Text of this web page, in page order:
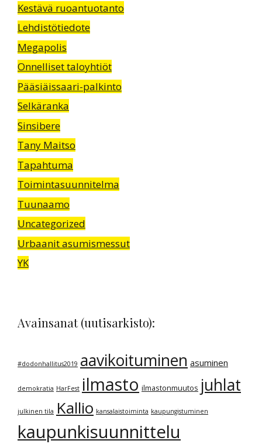
Kestävä ruoantuotanto
Lehdistötiedote
Megapolis
Onnelliset taloyhtiöt
Pääsiäissaari-palkinto
Selkäranka
Sinsibere
Tany Maitso
Tapahtuma
Toimintasuunnitelma
Tuunaamo
Uncategorized
Urbaanit asumismessut
YK
Avainsanat (uutisarkisto):
#dodonhallitus2019 aavikoituminen asuminen
demokratia HarFest ilmasto ilmastonmuutos juhlat
julkinen tila Kallio kansalaistoiminta kaupungistuminen
kaupunkisuunnittelu